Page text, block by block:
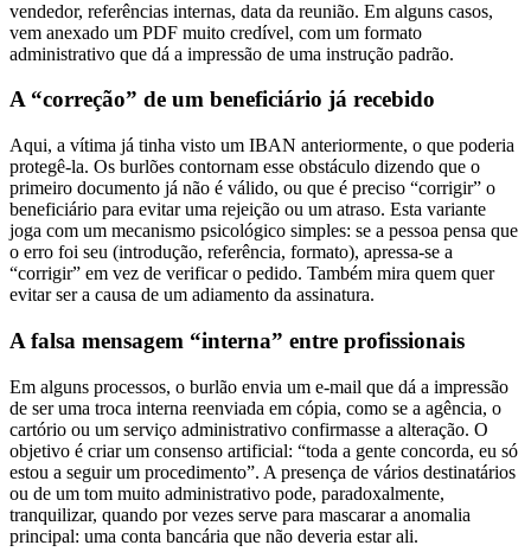
vem anexado um PDF muito credível, com um formato
administrativo que dá a impressão de uma instrução padrão.
protegê-la. Os burlões contornam esse obstáculo dizendo que o
primeiro documento já não é válido, ou que é preciso “corrigir” o
beneficiário para evitar uma rejeição ou um atraso. Esta variante
joga com um mecanismo psicológico simples: se a pessoa pensa que
o erro foi seu (introdução, referência, formato), apressa-se a
“corrigir” em vez de verificar o pedido. Também mira quem quer
evitar ser a causa de um adiamento da assinatura.
de ser uma troca interna reenviada em cópia, como se a agência, o
cartório ou um serviço administrativo confirmasse a alteração. O
objetivo é criar um consenso artificial: “toda a gente concorda, eu só
estou a seguir um procedimento”. A presença de vários destinatários
ou de um tom muito administrativo pode, paradoxalmente,
tranquilizar, quando por vezes serve para mascarar a anomalia
principal: uma conta bancária que não deveria estar ali.